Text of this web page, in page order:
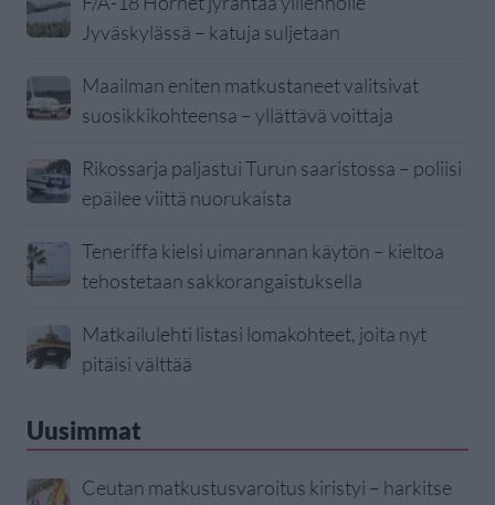
Jyväskylässä – katuja suljetaan
Maailman eniten matkustaneet valitsivat
suosikkikohteensa – yllättävä voittaja
Rikossarja paljastui Turun saaristossa – poliisi
epäilee viittä nuorukaista
Teneriffa kielsi uimarannan käytön – kieltoa
tehostetaan sakkorangaistuksella
Matkailulehti listasi lomakohteet, joita nyt
pitäisi välttää
Uusimmat
Ceutan matkustusvaroitus kiristyi – harkitse